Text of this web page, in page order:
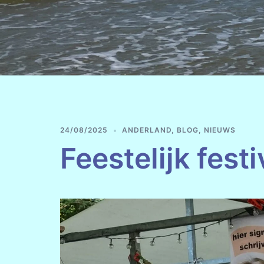
24/08/2025 ANDERLAND, BLOG, NIEUWS
Feestelijk